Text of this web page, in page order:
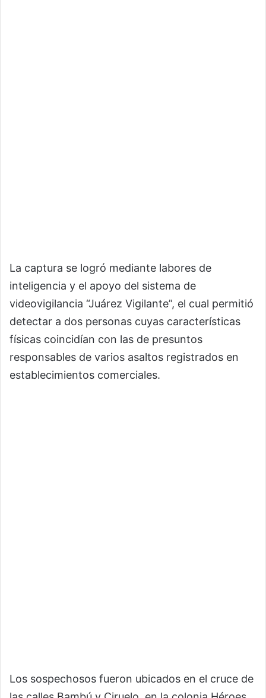
La captura se logró mediante labores de
inteligencia y el apoyo del sistema de
videovigilancia “Juárez Vigilante”, el cual permitió
detectar a dos personas cuyas características
físicas coincidían con las de presuntos
responsables de varios asaltos registrados en
establecimientos comerciales.
Los sospechosos fueron ubicados en el cruce de